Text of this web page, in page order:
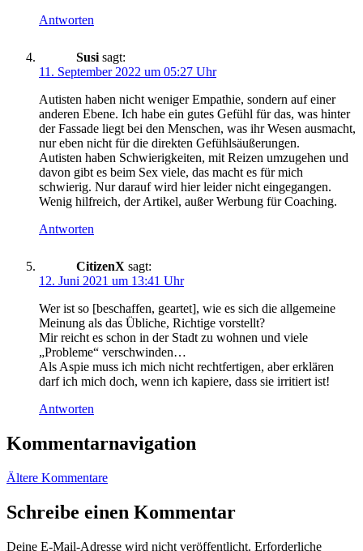
Antworten
Susi sagt:
11. September 2022 um 05:27 Uhr
Autisten haben nicht weniger Empathie, sondern auf einer
anderen Ebene. Ich habe ein gutes Gefühl für das, was hinter
der Fassade liegt bei den Menschen, was ihr Wesen ausmacht,
nur eben nicht für die direkten Gefühlsäußerungen.
Autisten haben Schwierigkeiten, mit Reizen umzugehen und
davon gibt es beim Sex viele, das macht es für mich
schwierig. Nur darauf wird hier leider nicht eingegangen.
Wenig hilfreich, der Artikel, außer Werbung für Coaching.
Antworten
CitizenX sagt:
12. Juni 2021 um 13:41 Uhr
Wer ist so [beschaffen, geartet], wie es sich die allgemeine
Meinung als das Übliche, Richtige vorstellt?
Mir reicht es schon in der Stadt zu wohnen und viele
„Probleme“ verschwinden…
Als Aspie muss ich mich nicht rechtfertigen, aber erklären
darf ich mich doch, wenn ich kapiere, dass sie irritiert ist!
Antworten
Kommentarnavigation
Ältere Kommentare
Schreibe einen Kommentar
Deine E-Mail-Adresse wird nicht veröffentlicht. Erforderliche